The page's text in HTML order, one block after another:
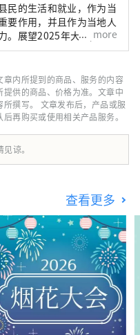
民的生活和就业，作为当
要作用，并且作为当地人
。展望2025年大阪/关西
户网站“Eeyan！大阪商
还有这样的商圈！下次
“Eeyan！大阪商店
逅，例如发现当地商店街
more
内所提到的商品、服务的内容
供的商品、价格为准。文章中
撰写。 文章发布后，产品或服
再购买或使用相关产品服务。
谅。
查看更多